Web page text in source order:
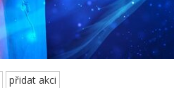
přidat akci